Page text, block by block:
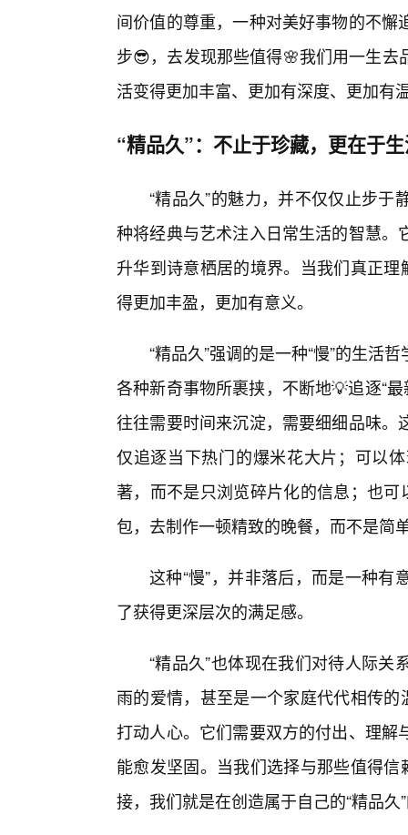
间价值的尊重，一种对美好事物的不
步😎，去发现那些值得🌸我们用一生
活变得更加丰富、更加有深度、更加有
“精品久”：不止于珍藏，更在于
“精品久”的魅力，并不仅仅止步
种将经典与艺术注入日常生活的智慧
升华到诗意栖居的境界。当我们真正
得更加丰盈，更加有意义。
“精品久”强调的是一种“慢”的生活
各种新奇事物所裹挟，不断地💡追逐“
往往需要时间来沉淀，需要细细品味
仅追逐当下热门的爆米花大片；可以
著，而不是只浏览碎片化的信息；也
包，去制作一顿精致的晚餐，而不是简
这种“慢”，并非落后，而是一种
了获得更深层次的满足感。
“精品久”也体现在我们对待人际
雨的爱情，甚至是一个家庭代代相传
打动人心。它们需要双方的付出、理
能愈发坚固。当我们选择与那些值得
接，我们就是在创造属于自己的“精品久